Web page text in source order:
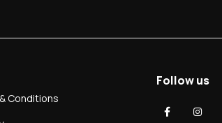
Conditions
Follow us